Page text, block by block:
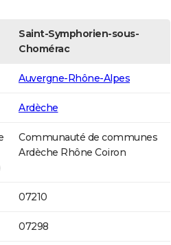
Saint-Symphorien-sous-
Chomérac
Auvergne-Rhône-Alpes
Ardèche
Communauté de communes
Ardèche Rhône Coiron
07210
07298